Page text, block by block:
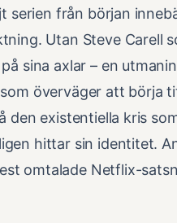
serien från början
Utan Steve Carell
sina axlar – en
överväger att börja
existentiella kris
hittar sin identitet.
omtalade Netflix-